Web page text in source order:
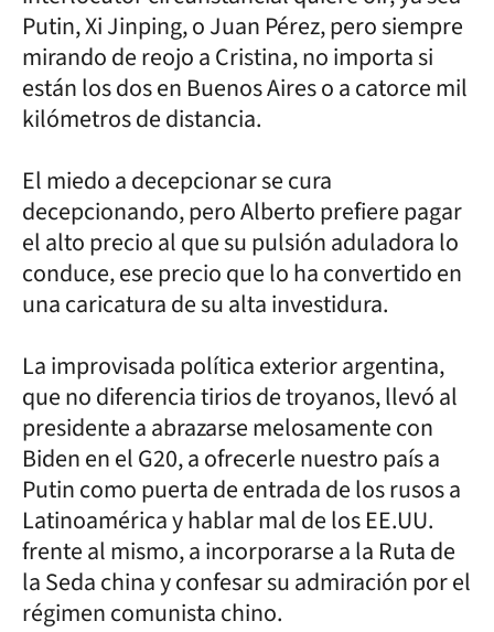
Putin, Xi Jinping, o Juan Pérez, pero siempre
mirando de reojo a Cristina, no importa si
están los dos en Buenos Aires o a catorce mil
kilómetros de distancia.
El miedo a decepcionar se cura
decepcionando, pero Alberto prefiere pagar
el alto precio al que su pulsión aduladora lo
conduce, ese precio que lo ha convertido en
una caricatura de su alta investidura.
La improvisada política exterior argentina,
que no diferencia tirios de troyanos, llevó al
presidente a abrazarse melosamente con
Biden en el G20, a ofrecerle nuestro país a
Putin como puerta de entrada de los rusos a
Latinoamérica y hablar mal de los EE.UU.
frente al mismo, a incorporarse a la Ruta de
la Seda china y confesar su admiración por el
régimen comunista chino.